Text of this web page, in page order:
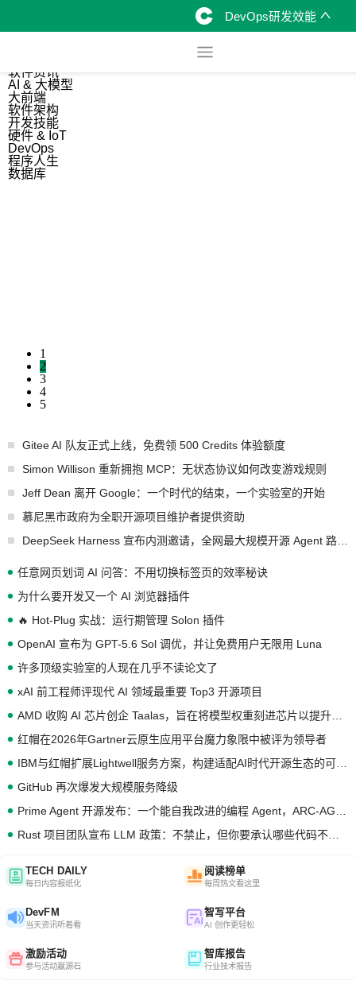
DevOps研发效能
软件资讯
AI & 大模型
大前端
软件架构
开发技能
硬件 & IoT
DevOps
程序人生
数据库
1
2
3
4
5
Gitee AI 队友正式上线，免费领 500 Credits 体验额度
Simon Willison 重新拥抱 MCP：无状态协议如何改变游戏规则
Jeff Dean 离开 Google：一个时代的结束，一个实验室的开始
慕尼黑市政府为全职开源项目维护者提供资助
任意网页划词 AI 问答：不用切换标签页的效率秘诀
为什么要开发又一个 AI 浏览器插件
🔥 Hot-Plug 实战：运行期管理 Solon 插件
OpenAI 宣布为 GPT-5.6 Sol 调优，并让免费用户无限用 Luna
许多顶级实验室的人现在几乎不读论文了
xAI 前工程师评现代 AI 领域最重要 Top3 开源项目
红帽在2026年Gartner云原生应用平台魔力象限中被评为领导者
GitHub 再次爆发大规模服务降级
TECH DAILY
每日内容报纸化
阅读榜单
每周热文看这里
DevFM
当天资讯听着看
智写平台
AI 创作更轻松
激励活动
参与活动赢源石
智库报告
行业技术报告